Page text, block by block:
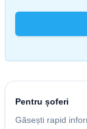
Pentru șoferi
Găsești rapid